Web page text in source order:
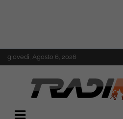
Skip
to
giovedì, Agosto 6, 2026
Trading.it